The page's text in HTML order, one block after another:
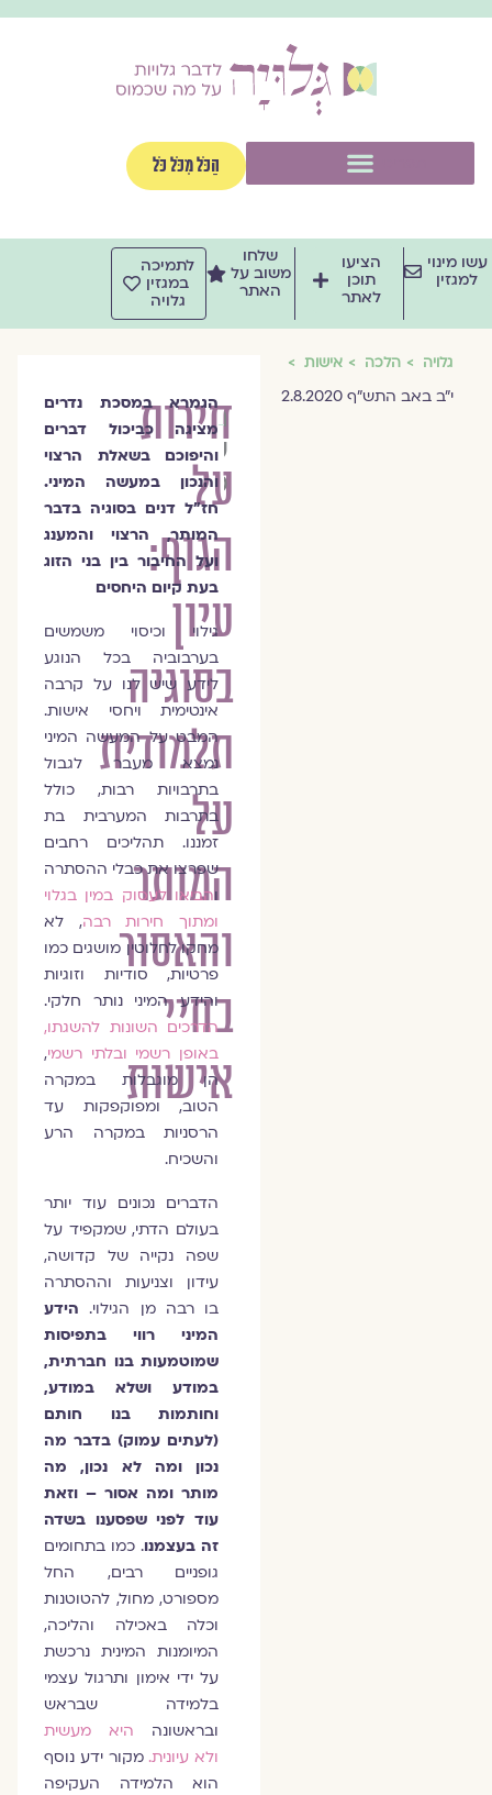
הַכֹּל מִכֹּל כֹּל
מינוי
למגזין
הציעו
תוכן
לאתר
שלחו
משוב על
האתר
לתמיכה
במגזין
גלויה
גלויה הלכה אישות
י"ב באב התש"ף 2.8.2020
חירות
על
הגוף:
עיון
בסוגיה
תלמודית
על
המותר
והאסור
בחיי
אישות
הרבנית
שרה
סגל־כץ
הגמרא במסכת נדרים
מציגה כביכול דברים
והיפוכם בשאלת הרצוי
והנכון במעשה המיני.
חז"ל דנים בסוגיה בדבר
המותר, הרצוי והמענג
ועל החיבור בין בני הזוג
בעת קיום היחסים
גילוי וכיסוי משמשים
בערבוביה בכל הנוגע
לידע שיש לנו על קרבה
אינטימית ויחסי אישות.
המבט על המעשה המיני
נמצא מעבר לגבול
בתרבויות רבות, כולל
בתרבות המערבית בת
זמננו. תהליכים רחבים
שפרצו את כבלי ההסתרה
והביאו לעסוק במין בגלוי
ומתוך חירות רבה, לא
מחקו לחלוטין מושגים כמו
פרטיות, סודיות וזוגיות
והידע המיני נותר חלקי.
הדרכים השונות להשגתו,
באופן רשמי ובלתי רשמי,
הן מוגבלות במקרה
הטוב, ומפוקפקות עד
הרסניות במקרה הרע
והשכיח.
הדברים נכונים עוד יותר
בעולם הדתי, שמקפיד על
שפה נקייה של קדושה,
עידון וצניעות וההסתרה
בו רבה מן הגילוי.הידע
המיני רווי בתפיסות
שמוטמעות בנו חברתית,
במודע ושלא במודע,
וחותמות בנו חותם
(לעתים עמוק) בדבר מה
נכון ומה לא נכון, מה
מותר ומה אסור – וזאת
עוד לפני שפסענו בשדה
זה בעצמנו. כמו בתחומים
גופניים רבים, החל
מספורט, מחול, להטוטנות
וכלה באכילה והליכה,
המיומנות המינית נרכשת
על ידי אימון ותרגול עצמי
בלמידה שבראש
ובראשונה
היא מעשית
ולא עיונית.מקור ידע נוסף
הוא הלמידה העקיפה